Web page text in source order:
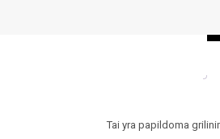
Tai yra papildoma